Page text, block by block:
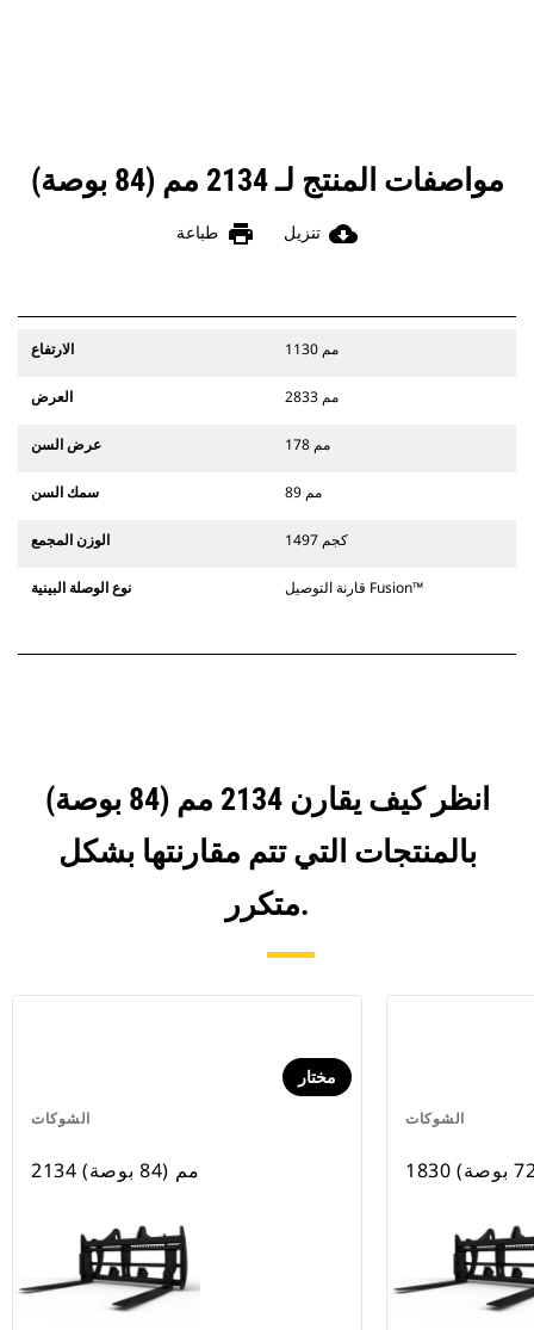
مواصفات المنتج لـ 2134 مم (84 بوصة)
cloud_download تنزيل print طباعة
الارتفاع 1130 مم
العرض 2833 مم
عرض السن 178 مم
سمك السن 89 مم
الوزن المجمع 1497 كجم
نوع الوصلة البينية قارنة التوصيل Fusion™‎
انظر كيف يقارن 2134 مم (84 بوصة)
بالمنتجات التي تتم مقارنتها بشكل
متكرر.
الشوكات
مختار
2134 مم (84 بوصة)
الشوكات